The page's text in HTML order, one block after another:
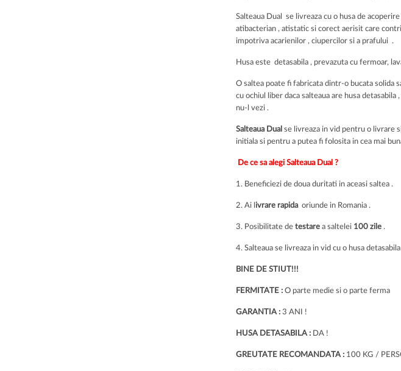
Salteaua Dual se livreaza cu o husa de
atibacterian , atistatic si corect aerisit care
impotriva acarienilor , ciupercilor si a prafului .
Husa este detasabila , prevazuta cu fermoar,
O saltea poate fi fabricata dintr-o bucata solida
cu ochiul liber daca salteaua are husa
nu-l vezi .
Salteaua Dual se livreaza in vid pentru o livrare
initiala si pentru a putea fi folosita in cea mai
De ce sa alegi Salteaua Dual ?
1. Beneficiezi de doua duritati in aceasi saltea .
2. Ai l ivrare rapida oriunde in Romania .
3. Posibilitate de testare a saltelei 100 zile .
4. Salteaua se livreaza in vid cu o husa
BINE DE STIUT!!!
FERMITATE : O parte medie si o parte ferma
GARANTIA : 3 ANI !
HUSA DETASABILA : DA !
GREUTATE RECOMANDATA : 100 KG /